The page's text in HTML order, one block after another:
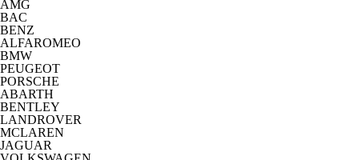
AMG
BAC
BENZ
ALFAROMEO
BMW
PEUGEOT
PORSCHE
ABARTH
BENTLEY
LANDROVER
MCLAREN
JAGUAR